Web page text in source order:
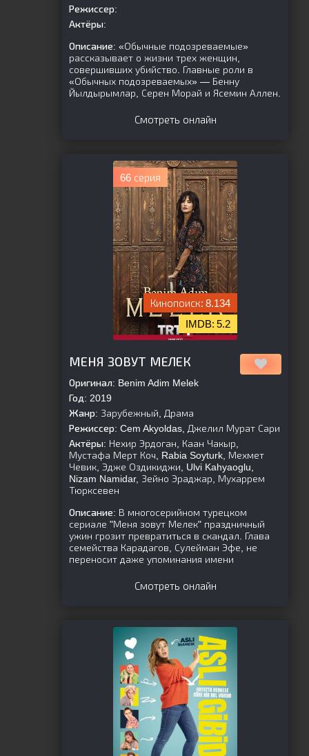
Режиссер:
Актёры:
Описание: «Обычные подозреваемые»
рассказывает о жизни трех женщин,
совершивших убийство. Главные роли в
«Обычных подозреваемых» — Бенну
Йылдырымлар, Серен Морай и Ясемин Аллен.
Смотреть онлайн
66 серия
8.134
5.2
МЕНЯ ЗОВУТ МЕЛЕК
Оригинал: Benim Adim Melek
Год: 2019
Жанр: Зарубежный, Драма
Режиссер: Cem Akyoldas, Джелил Мурат Сари
Актёры: Нехир Эрдоган, Каан Чакыр,
Мустафа Мерт Коч, Rabia Soyturk, Мехмет
Чевик, Эдже Оздикиджи, Ulvi Kahyaoglu,
Nizam Namidar, Зейно Эраджар, Мухаррем
Тюрксевен
Описание: В многосерийном турецком
сериале "Меня зовут Мелек" праздничный
ужин грозит превратиться в скандал. Глава
семейства Карадагов, Сулейман Эфе, не
переносит даже упоминания имени
Смотреть онлайн